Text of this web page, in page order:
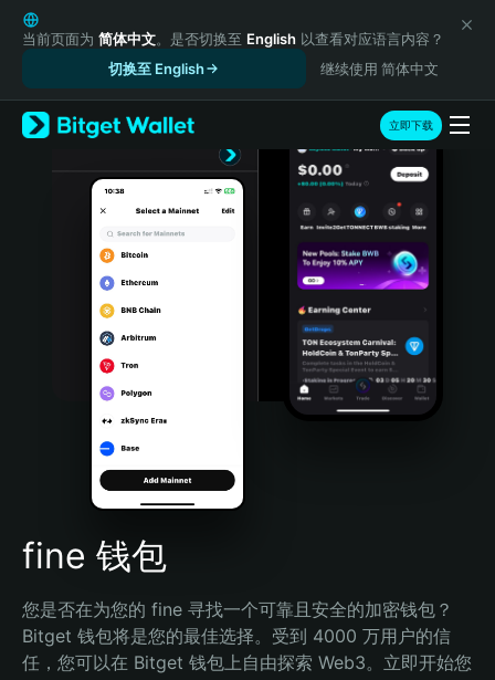
English
日本語
Русский
Español (Latinoamérica)
Türkçe
Português (Portugal)
Bahasa Indonesia
Português (Brasil)
Español (Argentina)
当前页面为 简体中文。是否切换至 English 以查看对应语言内容？
切换至 English
继续使用 简体中文
立即下载
fine 钱包
您是否在为您的 fine 寻找一个可靠且安全的加密钱包？
Bitget 钱包将是您的最佳选择。受到 4000 万用户的信
任，您可以在 Bitget 钱包上自由探索 Web3。立即开始您